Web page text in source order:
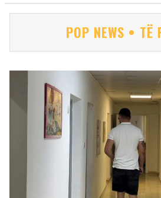
POP NEWS • TË